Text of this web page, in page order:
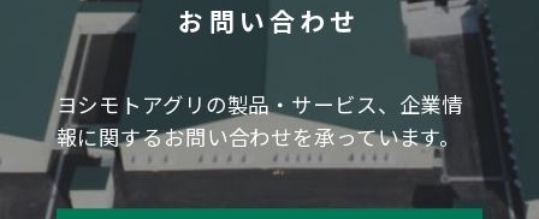
お問い合わせ
ヨシモトアグリの製品・サービス、企業情
報に関するお問い合わせを承っています。